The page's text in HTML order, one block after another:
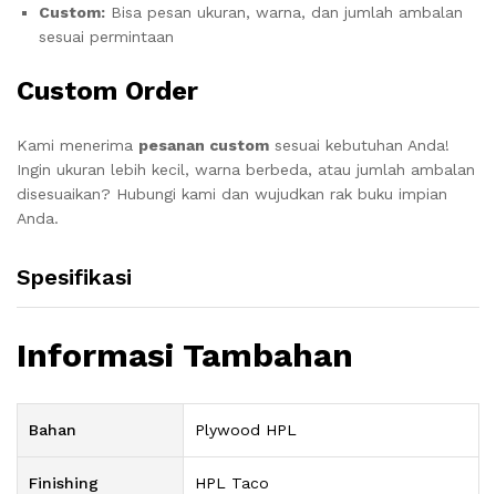
Custom: Bisa pesan ukuran, warna, dan jumlah ambalan
sesuai permintaan
Custom Order
Kami menerima pesanan custom sesuai kebutuhan Anda!
Ingin ukuran lebih kecil, warna berbeda, atau jumlah ambalan
disesuaikan? Hubungi kami dan wujudkan rak buku impian
Anda.
Spesifikasi
Informasi Tambahan
Bahan Plywood HPL
Finishing HPL Taco